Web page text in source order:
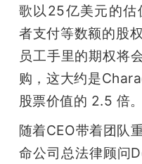
中
心
GAIR
专
歌以25亿美元的
者支付等数额的股
员工手里的期权将
购，这大约是
股票价值的 2.5 倍。
随着CEO带着团队
命公司总法律顾问